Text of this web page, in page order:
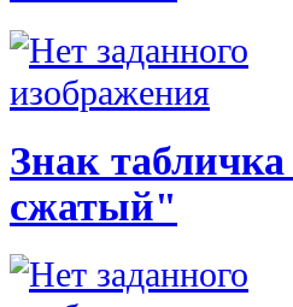
Знак
сжатый"